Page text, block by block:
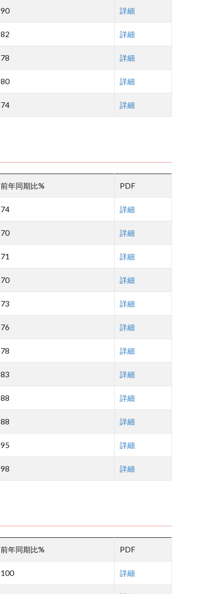
90 詳細
82 詳細
78 詳細
80 詳細
74 詳細
前年同期比% PDF
74 詳細
70 詳細
71 詳細
70 詳細
73 詳細
76 詳細
78 詳細
83 詳細
88 詳細
88 詳細
95 詳細
98 詳細
前年同期比% PDF
100 詳細